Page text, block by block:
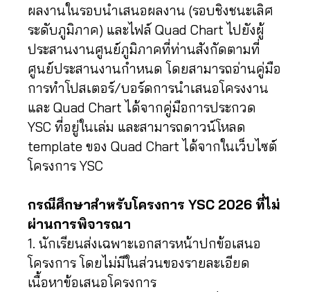
ผลงานในรอบนำเสนอผลงาน (รอบชิงชนะเลิศ
ระดับภูมิภาค) และไฟล์ Quad Chart ไปยังผู้
ประสานงานศูนย์ภูมิภาคที่ท่านสังกัดตามที่
ศูนย์ประสานงานกำหนด โดยสามารถอ่านคู่มือ
การทำโปสเตอร์/บอร์ดการนำเสนอโครงงาน
และ Quad Chart ได้จากคู่มือการประกวด
YSC ที่อยู่ในเล่ม และสามารถดาวน์โหลด
template ของ Quad Chart ได้จากในเว็บไซต์
โครงการ YSC
กรณีศึกษาสำหรับโครงการ YSC 2026 ที่ไม่
ผ่านการพิจารณา
1. นักเรียนส่งเฉพาะเอกสารหน้าปกข้อเสนอ
โครงการ โดยไม่มีในส่วนของรายละเอียด
เนื้อหาข้อเสนอโครงการ